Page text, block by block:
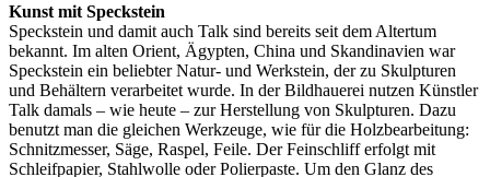
Kunst mit Speckstein
Speckstein und damit auch Talk sind bereits seit dem Altertum
bekannt. Im alten Orient, Ägypten, China und Skandinavien war
Speckstein ein beliebter Natur- und Werkstein, der zu Skulpturen
und Behältern verarbeitet wurde. In der Bildhauerei nutzen Künstler
Talk damals – wie heute – zur Herstellung von Skulpturen. Dazu
benutzt man die gleichen Werkzeuge, wie für die Holzbearbeitung:
Schnitzmesser, Säge, Raspel, Feile. Der Feinschliff erfolgt mit
Schleifpapier, Stahlwolle oder Polierpaste. Um den Glanz des